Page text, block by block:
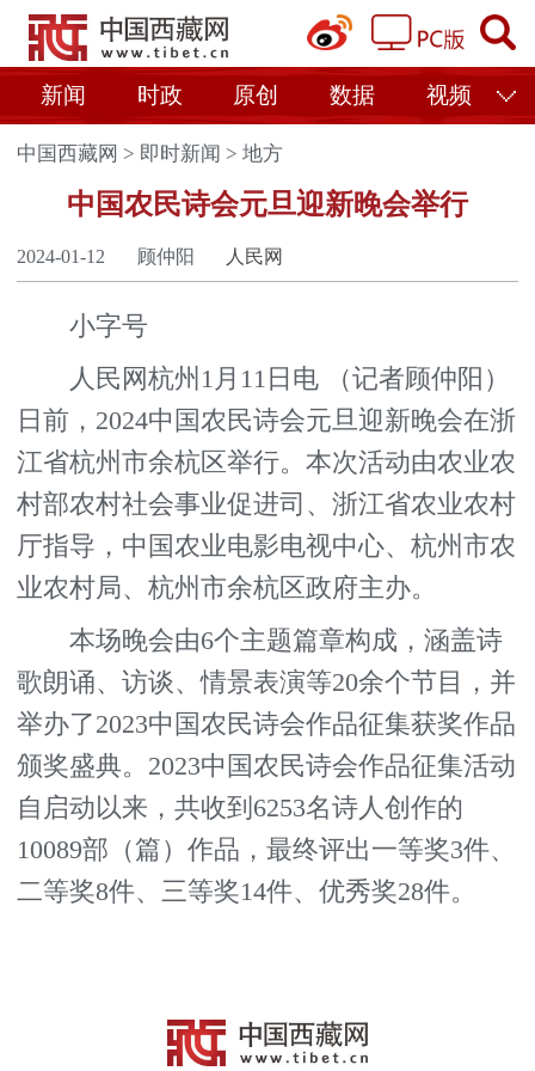
新闻 时政 原创 数据 视频
中国西藏网 > 即时新闻 >地方
中国农民诗会元旦迎新晚会举行
2024-01-12 顾仲阳 人民网
小字号
人民网杭州1月11日电 （记者顾仲阳）
日前，2024中国农民诗会元旦迎新晚会在浙
江省杭州市余杭区举行。本次活动由农业农
村部农村社会事业促进司、浙江省农业农村
厅指导，中国农业电影电视中心、杭州市农
业农村局、杭州市余杭区政府主办。
本场晚会由6个主题篇章构成，涵盖诗
歌朗诵、访谈、情景表演等20余个节目，并
举办了2023中国农民诗会作品征集获奖作品
颁奖盛典。2023中国农民诗会作品征集活动
自启动以来，共收到6253名诗人创作的
10089部（篇）作品，最终评出一等奖3件、
二等奖8件、三等奖14件、优秀奖28件。